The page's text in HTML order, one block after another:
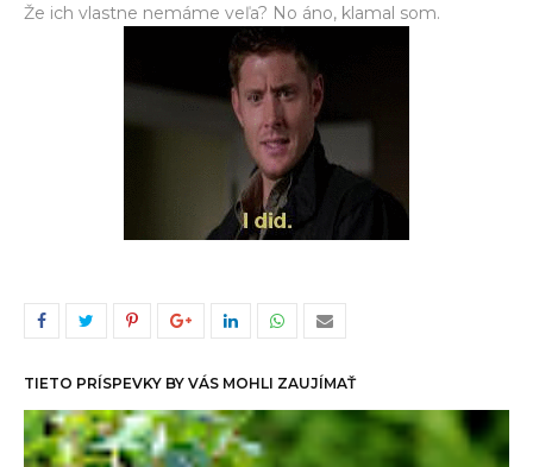
Že ich vlastne nemáme veľa? No áno, klamal som.
TIETO PRÍSPEVKY BY VÁS MOHLI ZAUJÍMAŤ